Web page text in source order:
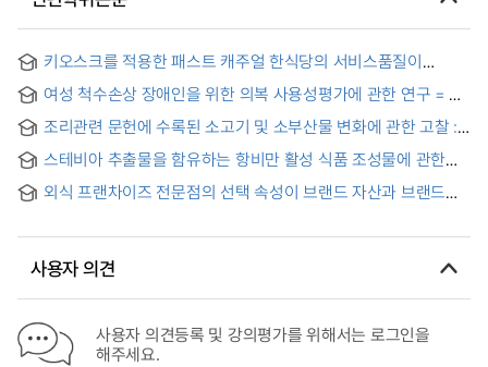
키오스크를 적용한 패스트 캐주얼 한식당의 서비스품질이
고객만족과 재방문의도 및 구전의도에 미치는 영향 = Effects of
service quality in kiosk-based fast-casual korean
restaurants on customer satisfaction, revisit intention, and
word-of-mouth
여성 척수손상 장애인을 위한 의복 사용성평가에 관한 연구 = A
study on the usability evaluation of clothing for women
with spinal cord injury
조리관련 문헌에 수록된 소고기 및 소부산물 변화에 관한 고찰 :
1800년대 말 ~ 1999년 까지 = A Study on the Changes of
Beef and beef by-products in the Cooking Literaturet-
Focus on the recipe books from last 1800’s-1999’s-
스테비아 추출물을 함유하는 항비만 활성 식품 조성물에 관한
연구 = Anti-obesity containing Stevia extract research on
active food compositions
외식 프랜차이즈 전문점의 선택 속성이 브랜드 자산과 브랜드
중심으로 = A study on the influence of the selection
brand equity, brand attitude, and brand loyalty : the
사용자 의견
사용자 의견등록 및 강의평가를 위해서는 로그인을
해주세요.